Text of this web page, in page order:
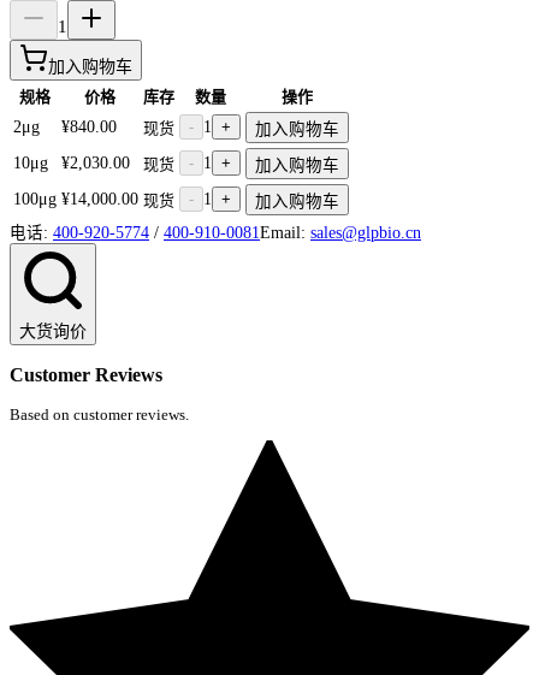
1
加入购物车
规格 价格 库存 数量
操作
2μg
¥840.00 现货 - 1 +
加入购物车
10μg
¥2,030.00 现货 - 1 +
加入购物车
100μg ¥14,000.00 现货 - 1 +
加入购物车
电话: 400-920-5774 / 400-910-0081 Email: sales@glpbio.cn
大货询价
Customer Reviews
Based on customer reviews.